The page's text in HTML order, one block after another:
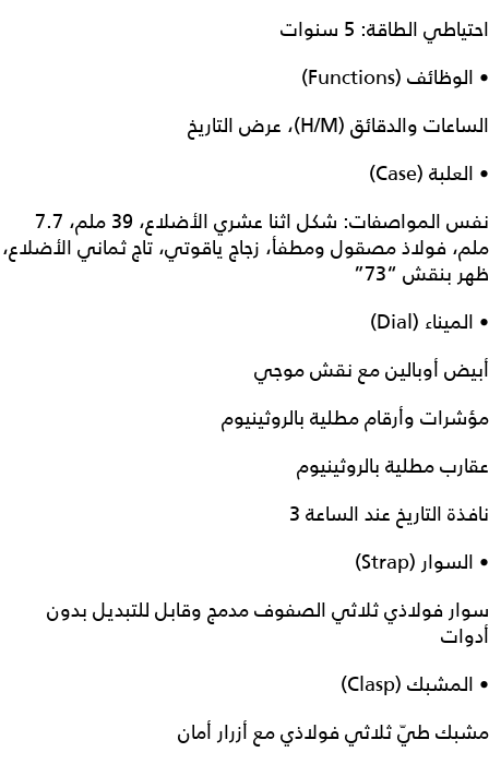
احتياطي الطاقة: 5 سنوات
• الوظائف (Functions)
الساعات والدقائق (H/M)، عرض التاريخ
• العلبة (Case)
نفس المواصفات: شكل اثنا عشري الأضلاع، 39 ملم، 7.7
ملم، فولاذ مصقول ومطفأ، زجاج ياقوتي، تاج ثماني الأضلاع،
ظهر بنقش “73”
• الميناء (Dial)
أبيض أوبالين مع نقش موجي
مؤشرات وأرقام مطلية بالروثينيوم
عقارب مطلية بالروثينيوم
نافذة التاريخ عند الساعة 3
• السوار (Strap)
سوار فولاذي ثلاثي الصفوف مدمج وقابل للتبديل بدون
أدوات
• المشبك (Clasp)
مشبك طيّ ثلاثي فولاذي مع أزرار أمان